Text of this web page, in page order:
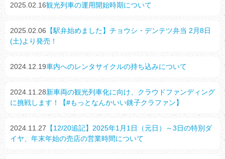
2025.02.16観光列車の運用開始時期について
2025.02.06 【駅弁始めました】チョウシ・デンテツ弁当 2月8日
(土)より発売！
2024.12.19車内へのレンタサイクルの持ち込みについて
2024.11.28新車両の観光列車化に向け、クラウドファンディング
に挑戦します！【#もっとなんかいい銚子クラファン】
2024.11.27 【12/20追記】2025年1月1日（元日）～3日の特別ダ
イヤ、年末年始の売店の営業時間について